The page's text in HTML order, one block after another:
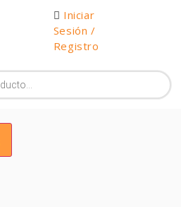
Iniciar
Sesión /
Registro